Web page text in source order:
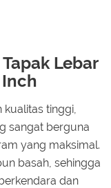
Lebar
tinggi,
sangat berguna
yang maksimal.
basah, sehingga
dan